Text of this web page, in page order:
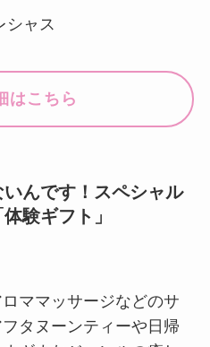
シャス
はこちら
んです！スペシャル
験ギフト」
ママッサージなどのサ
タヌーンティーや日帰